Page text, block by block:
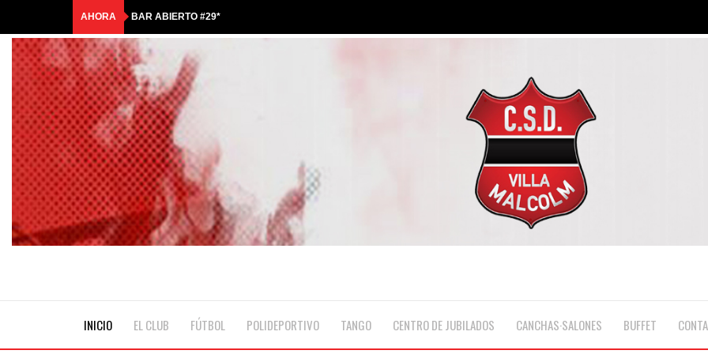
AHORA BAR ABIERTO #29*
COMUNICADO OFICIAL
HASTA SIEMPRE, QUERIDO ANTONIO
🎟️RIFA TRICOLOR | GANADORES🎟️
☀️¡LLEGÓ LA COLONIA DE MALCOLM!💦
INICIO EL CLUB FÚTBOL POLIDEPORTIVO TANGO CENTRO DE JUBILADOS CANCHAS·SALONES BUFFET